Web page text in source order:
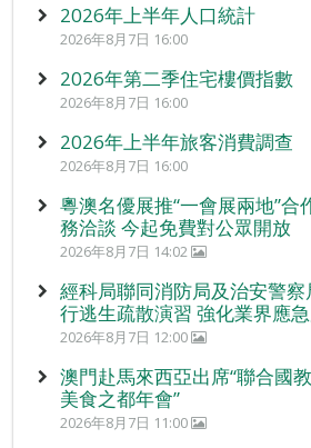
2026年上半年人口統計
2026年8月7日 16:00
2026年第二季住宅樓價指數
2026年8月7日 16:00
2026年上半年旅客消費調查
2026年8月7日 16:00
粵澳名優展推“一會展兩地”合
務洽談 今起免費對公眾開放
2026年8月7日 14:02
經科局聯同消防局及治安警
行逃生疏散演習 強化業界應
2026年8月7日 12:00
澳門赴馬來西亞出席“聯合國
美食之都年會”
2026年8月7日 11:00